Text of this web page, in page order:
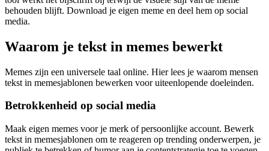
behouden blijft. Download je eigen meme en deel hem op social
media.
Waarom je tekst in memes bewerkt
Memes zijn een universele taal online. Hier lees je waarom mensen
tekst in memesjablonen bewerken voor uiteenlopende doeleinden.
Betrokkenheid op social media
Maak eigen memes voor je merk of persoonlijke account. Bewerk
tekst in memesjablonen om te reageren op trending onderwerpen, je